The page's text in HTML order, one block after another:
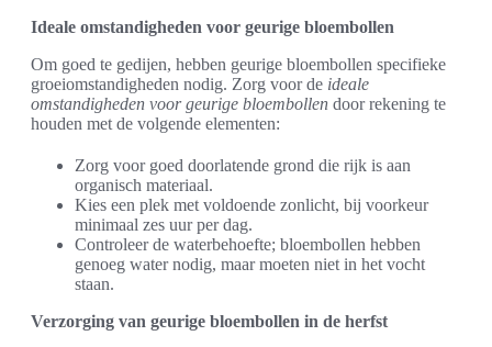
Ideale omstandigheden voor geurige bloembollen
Om goed te gedijen, hebben geurige bloembollen specifieke
groeiomstandigheden nodig. Zorg voor de ideale
omstandigheden voor geurige bloembollen door rekening te
houden met de volgende elementen:
Zorg voor goed doorlatende grond die rijk is aan
organisch materiaal.
Kies een plek met voldoende zonlicht, bij voorkeur
minimaal zes uur per dag.
Controleer de waterbehoefte; bloembollen hebben
genoeg water nodig, maar moeten niet in het vocht
staan.
Verzorging van geurige bloembollen in de herfst